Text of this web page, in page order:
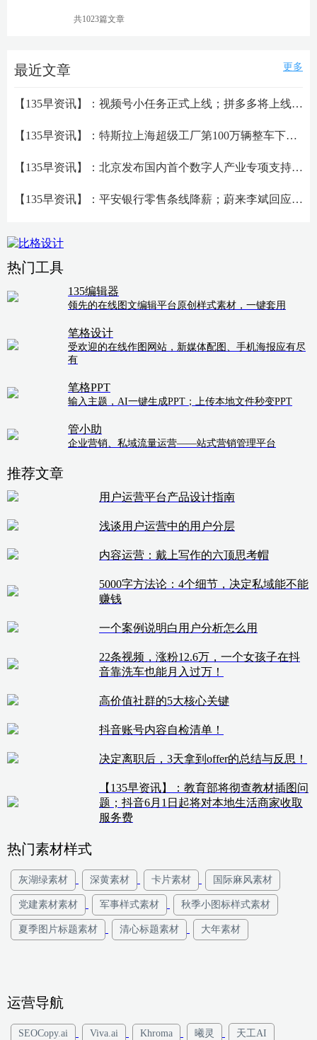
共1023篇文章
最近文章 更多
【135早资讯】：视频号小任务正式上线；拼多多将上线跨境电商平台
【135早资讯】：特斯拉上海超级工厂第100万辆整车下线；​微信聊天对话框支持放大编辑
【135早资讯】：北京发布国内首个数字人产业专项支持政策；元宇宙招聘潮开启
【135早资讯】：平安银行零售条线降薪；蔚来李斌回应手机业务传闻
热门工具
135编辑器
领先的在线图文编辑平台原创样式素材，一键套用
笔格设计
受欢迎的在线作图网站，新媒体配图、手机海报应有尽
有
笔格PPT
输入主题，AI一键生成PPT；上传本地文件秒变PPT
管小助
企业营销、私域流量运营——站式营销管理平台
推荐文章
用户运营平台产品设计指南
浅谈用户运营中的用户分层
内容运营：戴上写作的六顶思考帽
5000字方法论：4个细节，决定私域能不能
赚钱
一个案例说明白用户分析怎么用
22条视频，涨粉12.6万，一个女孩子在抖
音靠洗车也能月入过万！
高价值社群的5大核心关键
抖音账号内容自检清单！
决定离职后，3天拿到offer的总结与反思！
【135早资讯】：教育部将彻查教材插图问
题；抖音6月1日起将对本地生活商家收取
服务费
热门素材样式
灰湖绿素材 深黄素材 卡片素材 国际麻风素材
党建素材素材 军事样式素材 秋季小图标样式素材
夏季图片标题素材 清心标题素材 大年素材
运营导航
SEOCopy.ai Viva.ai Khroma 曦灵 天工AI